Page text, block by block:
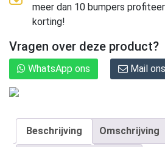
meer dan 10 bumpers
korting!
Vragen over deze product?
WhatsApp ons Mail ons
Beschrijving Omschrijving